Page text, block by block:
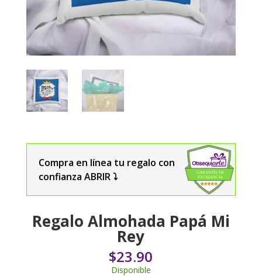
Compra en línea tu regalo con
confianza ABRIR ⤵️
Regalo Almohada Papá Mi
Rey
$23.90
Disponible